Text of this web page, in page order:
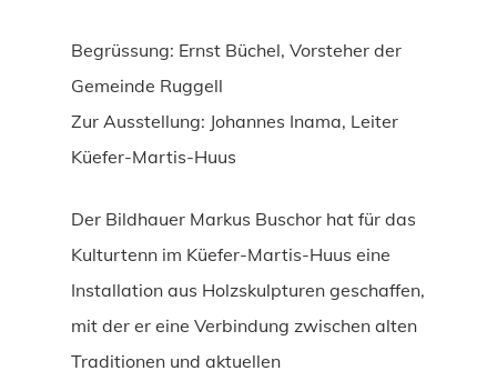
Begrüssung: Ernst Büchel, Vorsteher der
Gemeinde Ruggell
Zur Ausstellung: Johannes Inama, Leiter
Küefer-Martis-Huus
Der Bildhauer Markus Buschor hat für das
Kulturtenn im Küefer-Martis-Huus eine
Installation aus Holzskulpturen geschaffen,
mit der er eine Verbindung zwischen alten
Traditionen und aktuellen